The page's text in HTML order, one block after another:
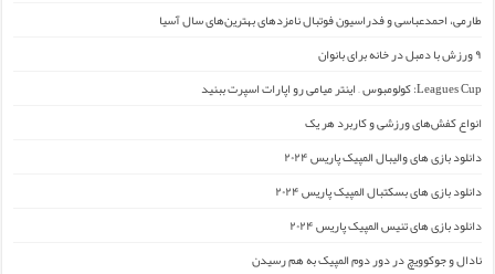
طارمی، احمدعباسی و فدراسیون فوتبال نامزدهای بهترین‌های سال آسیا
۹ ورزش با دمبل در خانه برای بانوان
Leagues Cup: کولومبوس – اینتر میامی رو اپارات اسپرت ببنید
انواع کفش‌های ورزشی و کاربرد هر یک
دانلود بازی های والیبال المپیک پاریس ۲۰۲۴
دانلود بازی های بسکتبال المپیک پاریس ۲۰۲۴
دانلود بازی های تنیس المپیک پاریس ۲۰۲۴
نادال و جوکوویچ در دور دوم المپیک به هم رسیدن